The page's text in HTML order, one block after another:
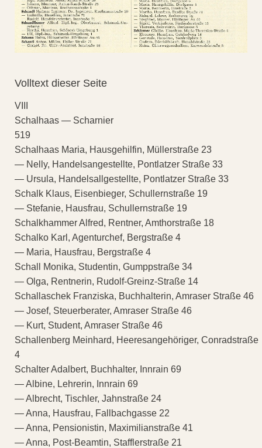
Volltext dieser Seite
VIII
Schalhaas — Scharnier
519
Schalhaas Maria, Hausgehilfin, Müllerstraße 23
— Nelly, Handelsangestellte, Pontlatzer Straße 33
— Ursula, Handelsallgestellte, Pontlatzer Straße 33
Schalk Klaus, Eisenbieger, Schullernstraße 19
— Stefanie, Hausfrau, Schullernstraße 19
Schalkhammer Alfred, Rentner, Amthorstraße 18
Schalko Karl, Agenturchef, Bergstraße 4
— Maria, Hausfrau, Bergstraße 4
Schall Monika, Studentin, Gumppstraße 34
— Olga, Rentnerin, Rudolf-Greinz-Straße 14
Schallaschek Franziska, Buchhalterin, Amraser Straße 46
— Josef, Steuerberater, Amraser Straße 46
— Kurt, Student, Amraser Straße 46
Schallenberg Meinhard, Heeresangehöriger, Conradstraße
4
Schalter Adalbert, Buchhalter, Innrain 69
— Albine, Lehrerin, Innrain 69
— Albrecht, Tischler, Jahnstraße 24
— Anna, Hausfrau, Fallbachgasse 22
— Anna, Pensionistin, Maximilianstraße 41
— Anna, Post-Beamtin, Stafflerstraße 21